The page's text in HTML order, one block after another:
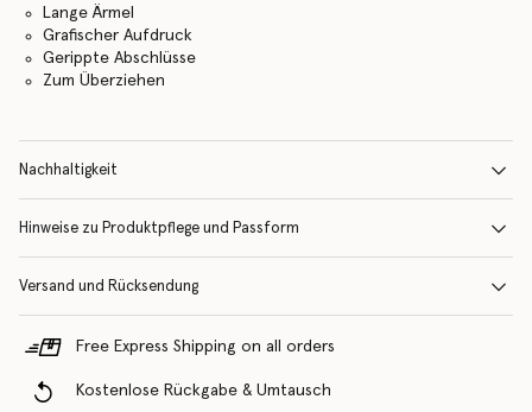
Lange Ärmel
Grafischer Aufdruck
Gerippte Abschlüsse
Zum Überziehen
Nachhaltigkeit
Hinweise zu Produktpflege und Passform
Versand und Rücksendung
Free Express Shipping on all orders
Kostenlose Rückgabe & Umtausch